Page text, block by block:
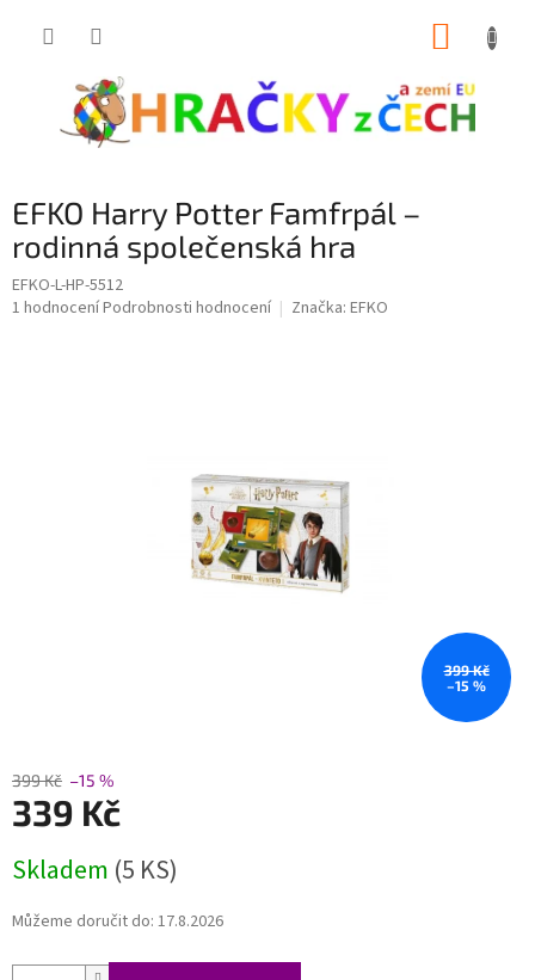
EFKO Harry Potter Famfrpál –
rodinná společenská hra
EFKO-L-HP-5512
Průměrné
1 hodnoceníPodrobnosti hodnocení Značka: EFKO
399 Kč
–15 %
399 Kč –15 %
339 Kč
cena:
Skladem (5 KS)
Můžeme doručit do: 17.8.2026